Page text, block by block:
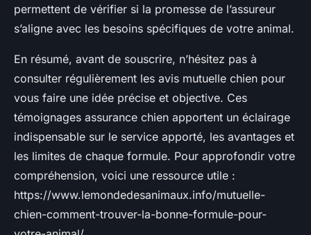
permettent de vérifier si la promesse de l’assureur
s’aligne avec les besoins spécifiques de votre animal.
En résumé, avant de souscrire, n’hésitez pas à
consulter régulièrement les avis mutuelle chien pour
vous faire une idée précise et objective. Ces
témoignages assurance chien apportent un éclairage
indispensable sur le service apporté, les avantages et
les limites de chaque formule. Pour approfondir votre
compréhension, voici une ressource utile :
https://www.lemondedesanimaux.info/mutuelle-
chien-comment-trouver-la-bonne-formule-pour-